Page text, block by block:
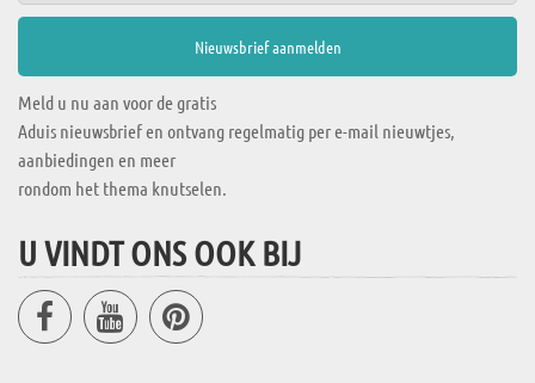
Meld u nu aan voor de gratis
Aduis nieuwsbrief en ontvang regelmatig per e-mail nieuwtjes,
aanbiedingen en meer
rondom het thema knutselen.
U VINDT ONS OOK BIJ